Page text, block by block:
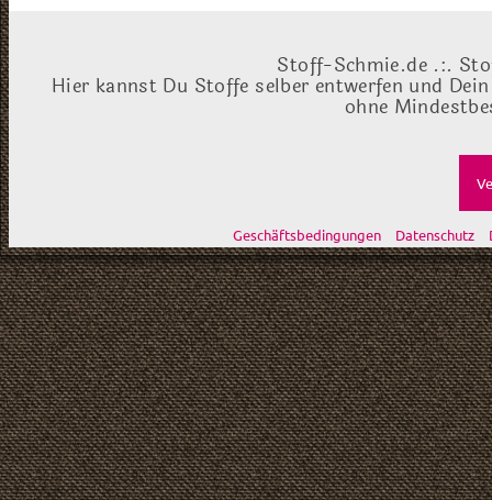
Stoff-Schmie.de .:.
Hier kannst Du Stoffe selber entwerfen und
ohne
Geschäftsbedingungen Datenschutz